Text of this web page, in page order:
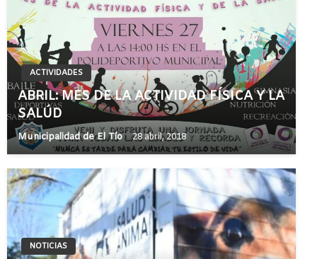
ACTIVIDADES
ABRIL: MES DE LA ACTIVIDAD FÍSICA Y LA
SALÚD
Municipalidad de El Tío 28 abril, 2018
NOTICIAS